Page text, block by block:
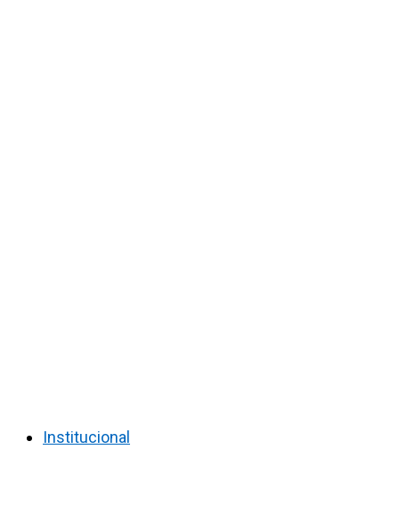
Institucional